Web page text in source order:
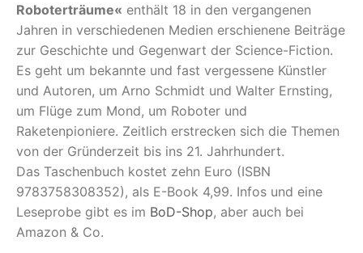
Roboterträume« enthält 18 in den vergangenen
Jahren in verschiedenen Medien erschienene Beiträge
zur Geschichte und Gegenwart der Science-Fiction.
Es geht um bekannte und fast vergessene Künstler
und Autoren, um Arno Schmidt und Walter Ernsting,
um Flüge zum Mond, um Roboter und
Raketenpioniere. Zeitlich erstrecken sich die Themen
von der Gründerzeit bis ins 21. Jahrhundert.
Das Taschenbuch kostet zehn Euro (ISBN
9783758308352), als E-Book 4,99. Infos und eine
Leseprobe gibt es im BoD-Shop, aber auch bei
Amazon & Co.